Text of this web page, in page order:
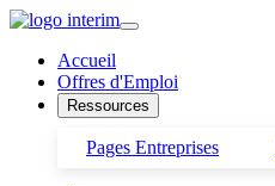
Accueil
Offres d'Emploi
Ressources
Pages Entreprises